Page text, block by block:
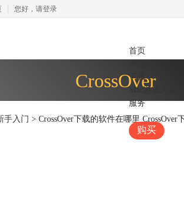
您好， 请登录
首页
下载
Mac游戏大全
服务
购买
CrossOver
手入门 > CrossOver下载的软件在哪里 CrossOver